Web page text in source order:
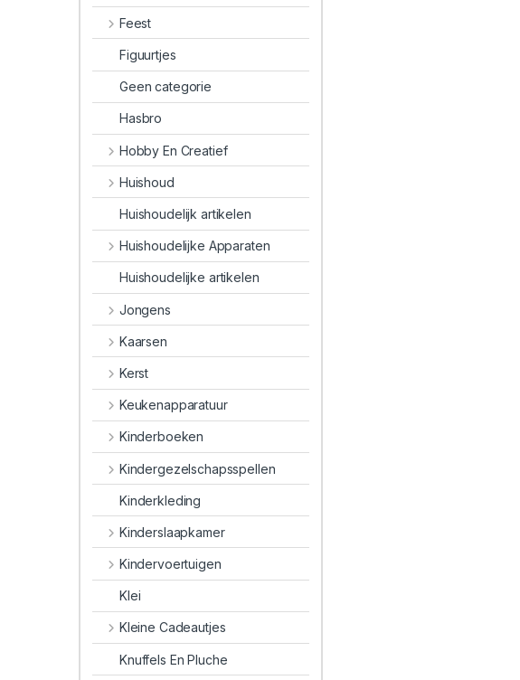
Feest
Figuurtjes
Geen categorie
Hasbro
Hobby En Creatief
Huishoud
Huishoudelijk artikelen
Huishoudelijke Apparaten
Huishoudelijke artikelen
Jongens
Kaarsen
Kerst
Keukenapparatuur
Kinderboeken
Kindergezelschapsspellen
Kinderkleding
Kinderslaapkamer
Kindervoertuigen
Klei
Kleine Cadeautjes
Knuffels En Pluche